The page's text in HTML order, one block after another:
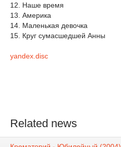
12. Наше время
13. Америка
14. Маленькая девочка
15. Круг сумасшедшей Анны
yandex.disc
Related news